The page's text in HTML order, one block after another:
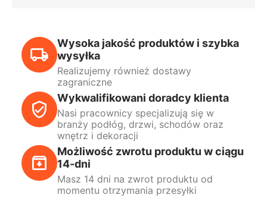
Wysoka jakość produktów i szybka
wysyłka
Realizujemy również dostawy
zagraniczne
Wykwalifikowani doradcy klienta
Nasi pracownicy specjalizują się w
branży podłóg, drzwi, schodów oraz
wnętrz i dekoracji
Możliwość zwrotu produktu w ciągu
14-dni
Masz 14 dni na zwrot produktu od
momentu otrzymania przesyłki